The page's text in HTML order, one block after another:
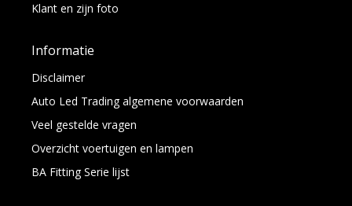
Klant en zijn foto
Informatie
Disclaimer
Auto Led Trading algemene voorwaarden
Veel gestelde vragen
Overzicht voertuigen en lampen
BA Fitting Serie lijst